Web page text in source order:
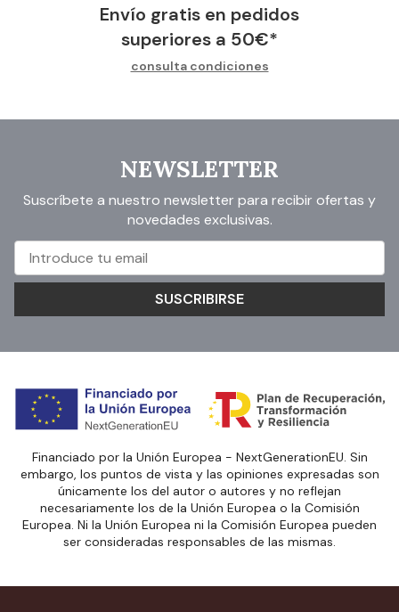
Envío gratis en pedidos
superiores a 50€*
consulta condiciones
NEWSLETTER
Suscríbete a nuestro newsletter para recibir ofertas y
novedades exclusivas.
SUSCRIBIRSE
Financiado por la Unión Europea - NextGenerationEU. Sin
embargo, los puntos de vista y las opiniones expresadas son
únicamente los del autor o autores y no reflejan
necesariamente los de la Unión Europea o la Comisión
Europea. Ni la Unión Europea ni la Comisión Europea pueden
ser consideradas responsables de las mismas.